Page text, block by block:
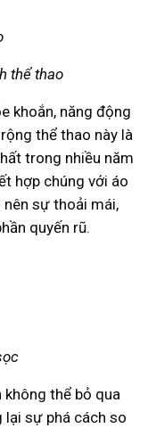
thể thao
khoắn, năng động
thể thao này là
trong nhiều năm
hợp chúng với áo
sự thoải mái,
quyến rũ.
thể bỏ qua
lại sự phá cách so